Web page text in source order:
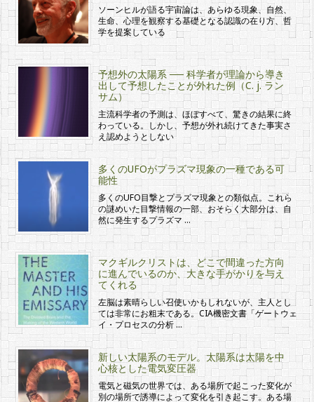
ソーンヒルが語る宇宙論は、あらゆる現象、自然、
生命、心理を観察する基礎となる認識の在り方、哲
学を提案している
予想外の太陽系 ── 科学者が理論から導き
出して予想したことが外れた例（C. j. ラン
サム）
主流科学者の予測は、ほぼすべて、驚きの結果に終
わっている。しかし、予想が外れ続けてきた事実さ
え認めようとしない
多くのUFOがプラズマ現象の一種である可
能性
多くのUFO目撃とプラズマ現象との類似点。これら
の謎めいた目撃情報の一部、おそらく大部分は、自
然に発生するプラズマ …
マクギルクリストは、どこで間違った方向
に進んでいるのか、大きな手がかりを与え
てくれる
左脳は素晴らしい召使いかもしれないが、主人とし
ては非常にお粗末である。CIA機密文書「ゲートウェ
イ・プロセスの分析 …
新しい太陽系のモデル。太陽系は太陽を中
心核とした電気変圧器
電気と磁気の世界では、ある場所で起こった変化が
別の場所で誘導によって変化を引き起こす。ある場